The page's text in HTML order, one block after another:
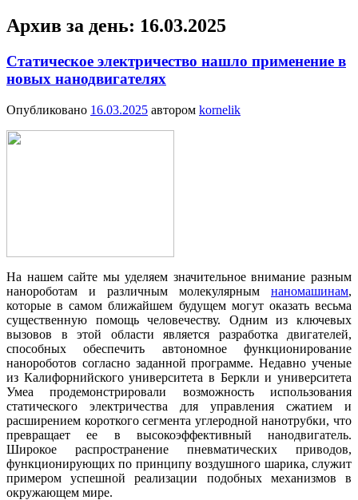
Архив за день: 16.03.2025
Статическое электричество нашло применение в
новых нанодвигателях
Опубликовано 16.03.2025 автором kornelik
На нашем сайте мы уделяем значительное внимание разным
нанороботам и различным молекулярным наномашинам,
которые в самом ближайшем будущем могут оказать весьма
существенную помощь человечеству. Одним из ключевых
вызовов в этой области является разработка двигателей,
способных обеспечить автономное функционирование
нанороботов согласно заданной программе. Недавно ученые
из Калифорнийского университета в Беркли и университета
Умеа продемонстрировали возможность использования
статического электричества для управления сжатием и
расширением короткого сегмента углеродной нанотрубки, что
превращает ее в высокоэффективный нанодвигатель.
Широкое распространение пневматических приводов,
функционирующих по принципу воздушного шарика, служит
примером успешной реализации подобных механизмов в
окружающем мире.